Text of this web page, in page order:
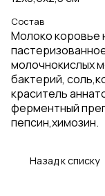
Состав
Молоко коровье
молочнокислых
бактерий,
краситель
ферментный
пепсин,химозин.
Назад к списку